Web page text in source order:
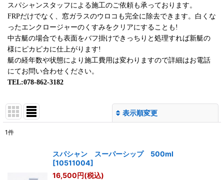
スパシャンスタッフによる施工のご依頼も承っております。
FRPだけでなく、窓ガラスのウロコも完全に除去できます。白くな
ったエンクロージャーのくすみをクリアにすることも!
中古艇の場合でも表面をバフ掛けできっちりと処理すれば新艇の
様にピカピカに仕上がります!
艇の経年数や状態により施工費用は変わりますので詳細はお電話
にてお問い合わせください。
TEL:078-862-3182
表示順変更
1件
スパシャン スーパーシップ 500ml
[10511004]
16,500円(税込)